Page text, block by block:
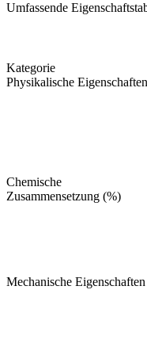
Umfassende
Kategorie
Physikalische Eigenschaften
Chemische
Zusammensetzung (%)
Mechanische Eigenschaften